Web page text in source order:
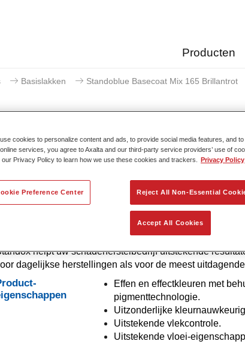
Producten
Basislakken Standoblue Basecoat Mix 165 Brillantrot
Standoblue
Dankzij de continue ontwikkeling biedt Standoblue
kleurnauwkeurigheid. Dat komt omdat kleurcompetentie,
knowhow en het voldoen aan de hoogste normen allemaal
helpt uw ​​schadeherstelbedrijf uitstekende
dagelijkse herstellingen als voor de meest
Effen en effectkleuren met
pigmenttechnologie.
Uitzonderlijke
Uitstekende vlekcontrole.
Uitstekende vloei-
cookies to personalize content and ads, to provide social media features, and
services, you agree to Axalta and our third-party service providers’ use of
our Privacy Policy to learn how we use these cookies and trackers.
Privacy Policy
Reject All Non-Essential
Accept All Cookies
Preference Center